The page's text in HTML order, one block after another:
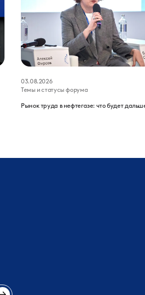
03.08.2026
Темы и статусы форума
Рынок труда в нефтегазе: что будет